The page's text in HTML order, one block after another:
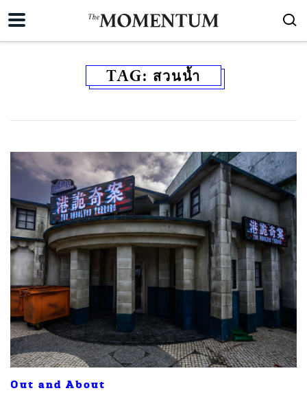
TAG: สวนน้ำ
Out and About
ค้นหา
SHARE TWEET LINE EMAIL